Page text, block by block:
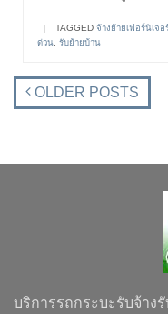
TAGGED จ้างย้ายเฟอร์นิเจอ
ด่วน, รับย้ายบ้าน
OLDER POSTS
บริการรถกระบะรับจ้าง